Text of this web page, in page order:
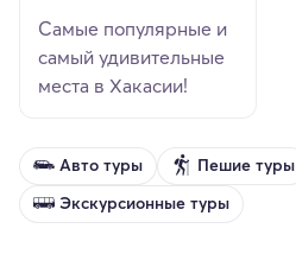
Самые популярные и
самый удивительные
места в Хакасии!
Авто туры Пешие туры
Экскурсионные туры